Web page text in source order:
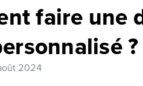
faire une
?
2024